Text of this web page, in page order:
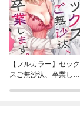
【フルカラー】セック
スご無沙汰、卒業しま